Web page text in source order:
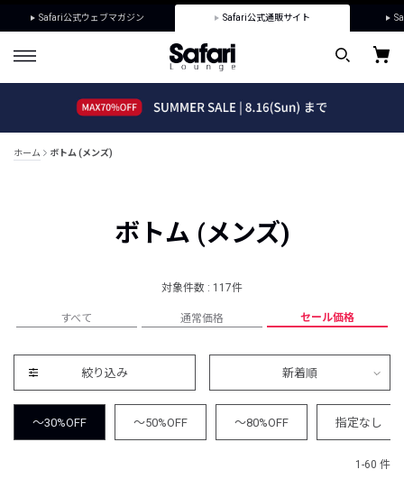
Safari公式ウェブマガジン Safari公式通販サイト
ホーム ボトム (メンズ)
ボトム (メンズ)
対象件数 : 117件
すべて 通常価格 セール価格
絞り込み 新着順
～30%OFF ～50%OFF ～80%OFF 指定なし
1-60 件